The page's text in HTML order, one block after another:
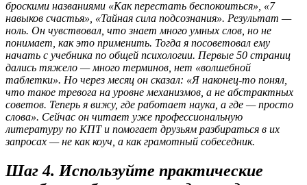
броскими названиями «Как перестать беспокоиться», «7
навыков счастья», «Тайная сила подсознания». Результат —
ноль. Он чувствовал, что знает много умных слов, но не
понимает, как это применить. Тогда я посоветовал ему
начать с учебника по общей психологии. Первые 50 страниц
дались тяжело — много терминов, нет «волшебной
таблетки». Но через месяц он сказал: «Я наконец-то понял,
что такое тревога на уровне механизмов, а не абстрактных
советов. Теперь я вижу, где работает наука, а где — просто
слова». Сейчас он читает уже профессиональную
литературу по КПТ и помогает друзьям разбираться в их
запросах — не как коуч, а как грамотный собеседник.
Шаг 4. Используйте практические